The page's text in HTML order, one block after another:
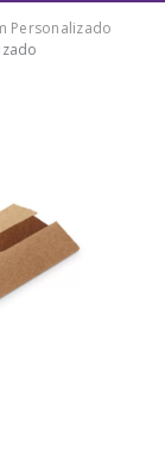
Personalizado